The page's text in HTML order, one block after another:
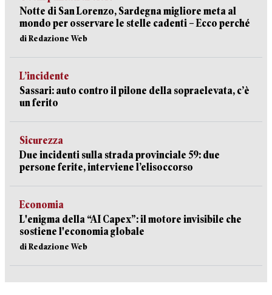
Notte di San Lorenzo, Sardegna migliore meta al
mondo per osservare le stelle cadenti – Ecco perché
di Redazione Web
L’incidente
Sassari: auto contro il pilone della sopraelevata, c’è
un ferito
Sicurezza
Due incidenti sulla strada provinciale 59: due
persone ferite, interviene l’elisoccorso
Economia
L'enigma della “AI Capex”: il motore invisibile che
sostiene l'economia globale
di Redazione Web